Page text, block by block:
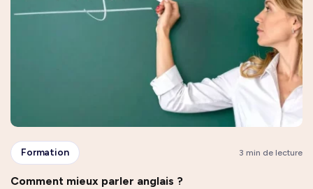
Formation 3 min de lecture
Comment mieux parler anglais ?